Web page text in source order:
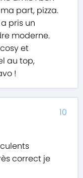
part, pizza.
pris un
moderne.
et
au top,
!
correct je
10